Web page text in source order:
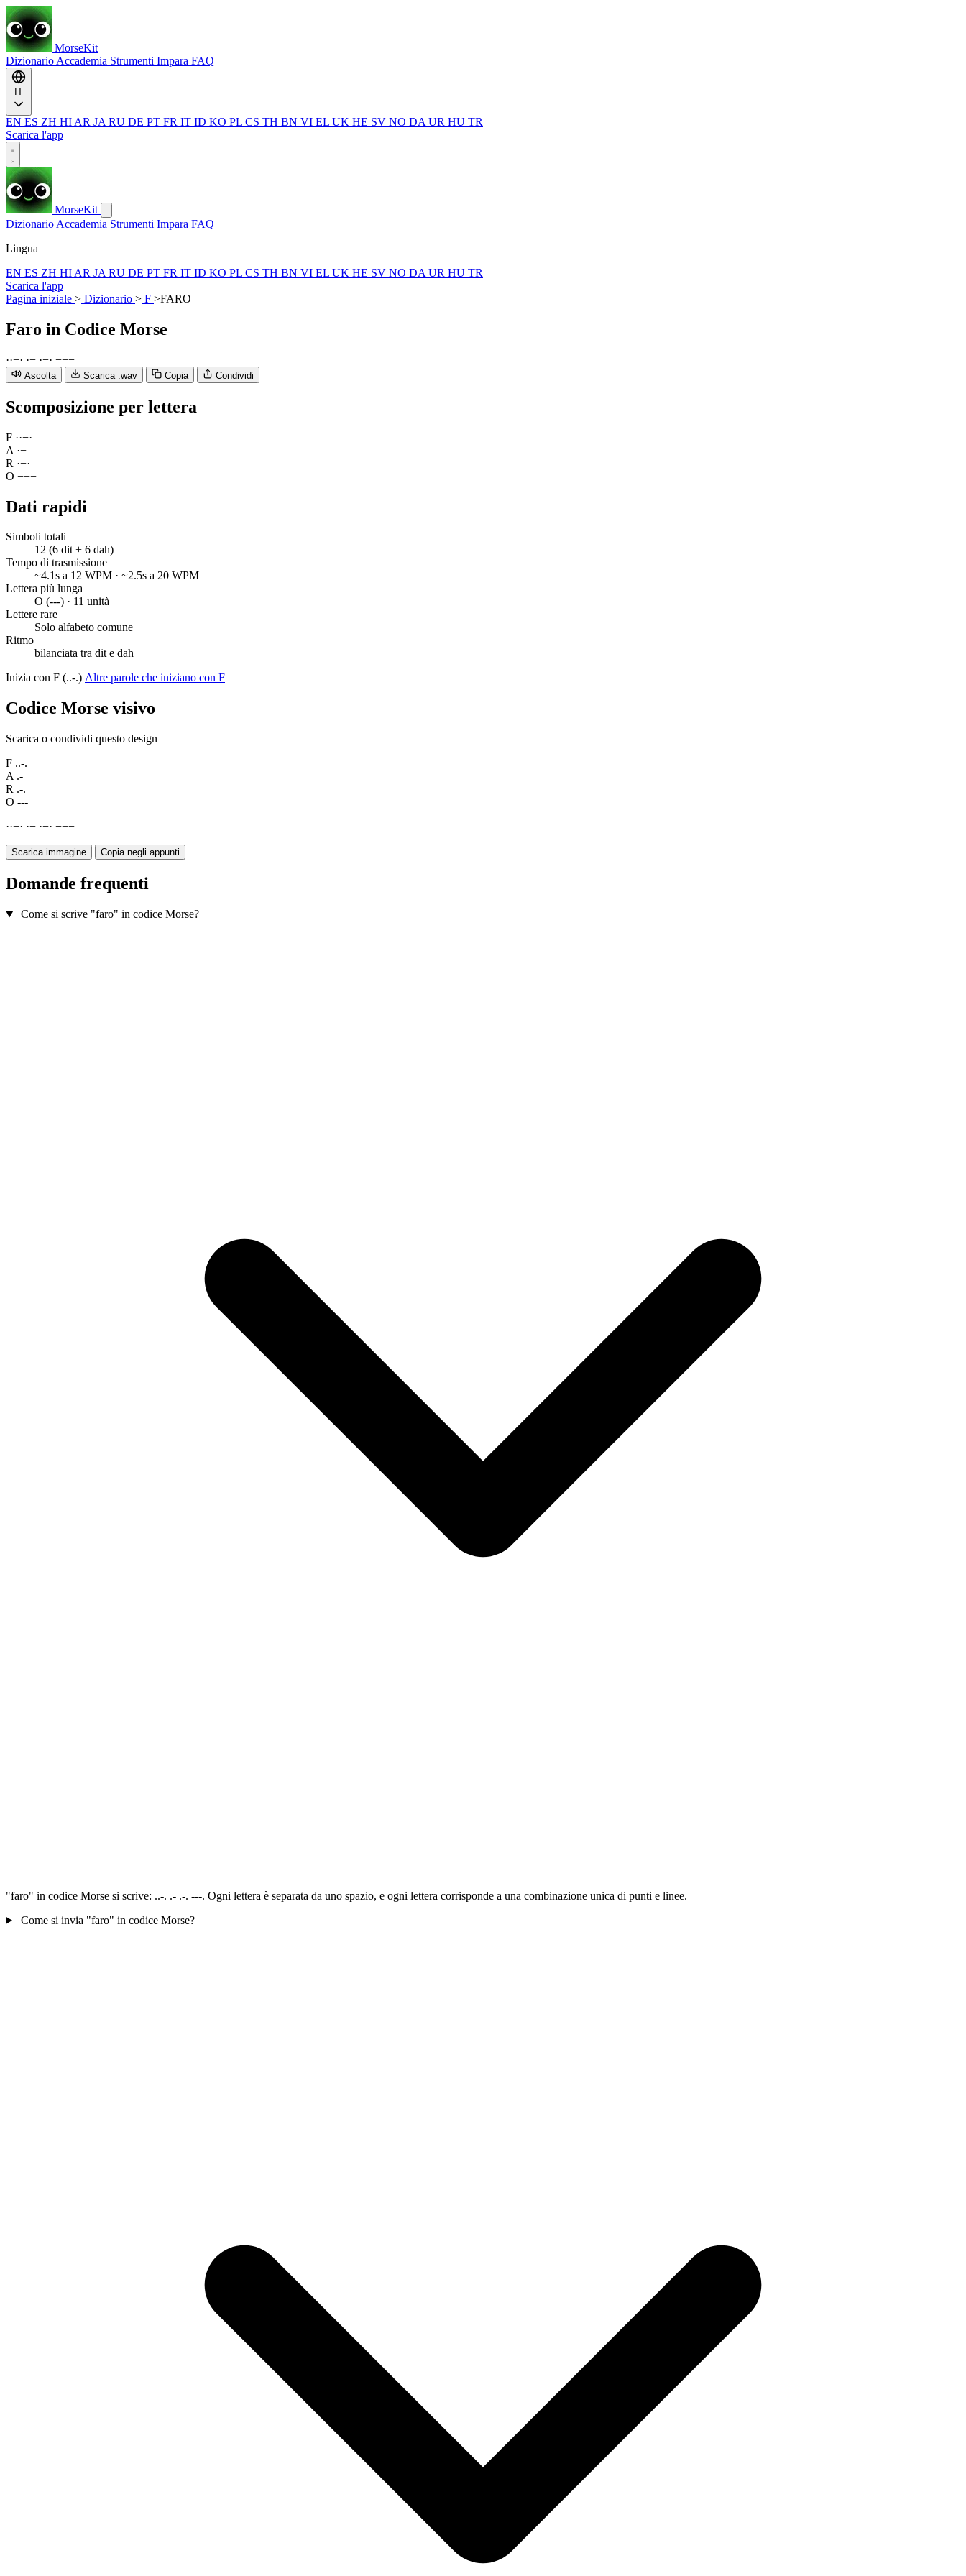
MorseKit
Dizionario Accademia Strumenti Impara FAQ
EN ES ZH HI AR JA RU DE PT FR IT ID KO PL CS TH BN VI EL UK HE SV NO DA UR HU TR
Scarica l'app
MorseKit
Dizionario Accademia Strumenti Impara FAQ
Lingua
EN ES ZH HI AR JA RU DE PT FR IT ID KO PL CS TH BN VI EL UK HE SV NO DA UR HU TR
Scarica l'app
Pagina iniziale > Dizionario > F >FARO
Faro in Codice Morse
··−· ·− ·−· −−−
Ascolta Scarica .wav Copia Condividi
Scomposizione per lettera
F ··−·
A ·−
R ·−·
O −−−
Dati rapidi
Simboli totali
12 (6 dit + 6 dah)
Tempo di trasmissione
~4.1s a 12 WPM · ~2.5s a 20 WPM
Lettera più lunga
O (---) · 11 unità
Lettere rare
Solo alfabeto comune
Ritmo
bilanciata tra dit e dah
Inizia con F (..-.) Altre parole che iniziano con F
Codice Morse visivo
Scarica o condividi questo design
F ..-.
A .-
R .-.
O ---
··−· ·− ·−· −−−
Scarica immagine Copia negli appunti
Domande frequenti
Come si scrive "faro" in codice Morse?
"faro" in codice Morse si scrive: ..-. .- .-. ---. Ogni lettera è separata da uno spazio, e ogni lettera corrisponde a una combinazione unica di punti e linee.
Come si invia "faro" in codice Morse?